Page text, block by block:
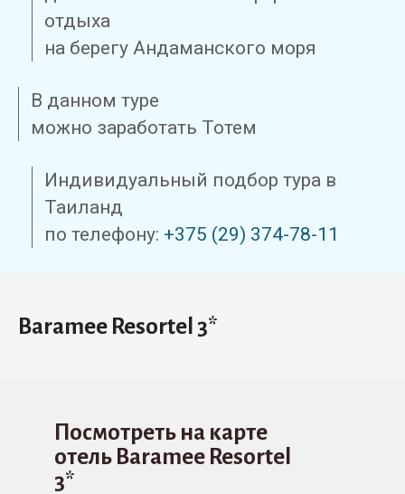
отдыха
на берегу Андаманского моря
В данном туре
можно заработать Тотем
Индивидуальный подбор тура в
Таиланд
по телефону: +375 (29) 374-78-11
Baramee Resortel 3*
Посмотреть на карте
отель Baramee Resortel
3*